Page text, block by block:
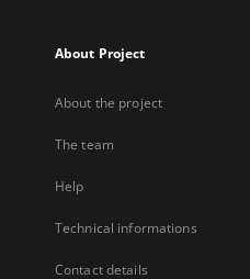
About Project
About the project
The team
Help
Technical informations
Contact details